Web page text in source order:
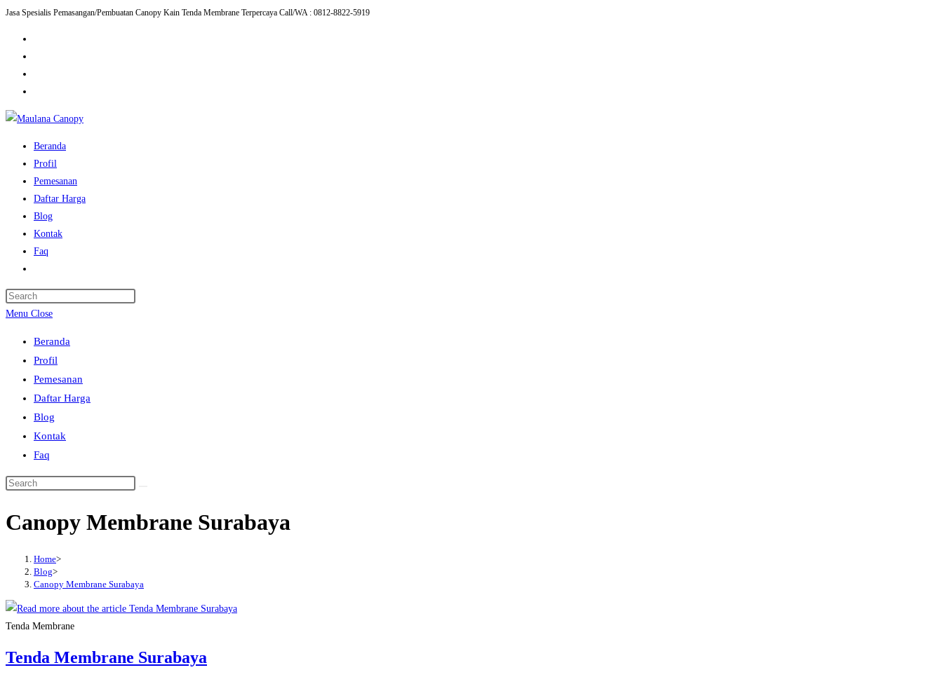
Skip
Jasa Spesialis Pemasangan/Pembuatan Canopy Kain Tenda Membrane Terpercaya Call/WA : 0812-8822-5919
Beranda
Profil
Pemesanan
Daftar Harga
Blog
Kontak
Faq
search
Menu Close
Beranda
Profil
Pemesanan
Daftar Harga
Blog
Kontak
Faq
Search
website
Canopy Membrane Surabaya
Home>
Blog>
Canopy Membrane Surabaya
Tenda Membrane
Tenda Membrane Surabaya